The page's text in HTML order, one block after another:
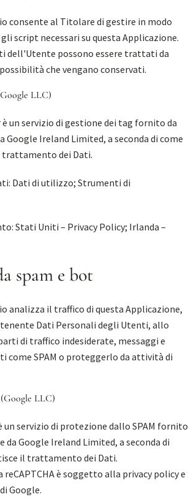
consente al Titolare di gestire in modo
script necessari su questa Applicazione.
dell'Utente possono essere trattati da
che vengano conservati.
LLC)
è un servizio di gestione dei tag fornito da
Google Ireland Limited, a seconda di come
dei Dati.
Dati di utilizzo; Strumenti di
Stati Uniti – Privacy Policy; Irlanda –
spam e bot
analizza il traffico di questa Applicazione,
Dati Personali degli Utenti, allo
di traffico indesiderate, messaggi e
come SPAM o proteggerlo da attività di
LLC)
un servizio di protezione dallo SPAM fornito
da Google Ireland Limited, a seconda di
il trattamento dei Dati.
è soggetto alla privacy policye
di Google.